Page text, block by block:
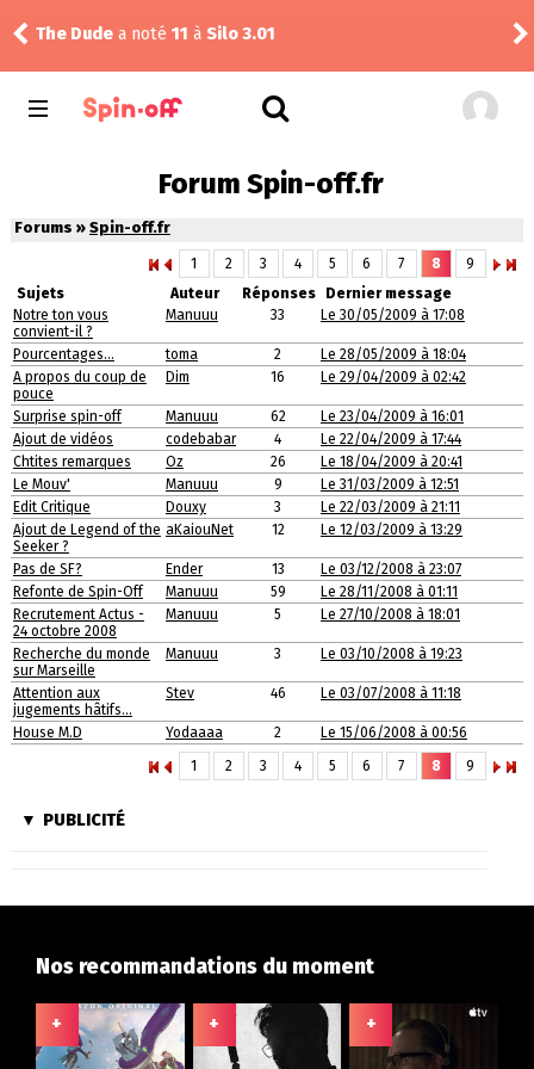
The Dude a noté 11 à Silo 3.01
Forum Spin-off.fr
Forums » Spin-off.fr
1 2 3 4 5 6 7 8
9
Sujets
Auteur Réponses
Dernier message
Notre ton vous
convient-il ?
Manuuu 33 Le 30/05/2009 à 17:08
Pourcentages... toma 2
Le 28/05/2009 à 18:04
A propos du coup de
pouce
Dim 16 Le 29/04/2009 à 02:42
Surprise spin-off Manuuu 62
Le 23/04/2009 à 16:01
Ajout de vidéos
codebabar 4
Le 22/04/2009 à 17:44
Chtites remarques
Oz 26
Le 18/04/2009 à 20:41
Le Mouv'
Manuuu 9
Le 31/03/2009 à 12:51
Edit Critique
Douxy 3
Le 22/03/2009 à 21:11
Ajout de Legend of the
Seeker ?
aKaiouNet 12 Le 12/03/2009 à 13:29
Pas de SF? Ender 13
Le 03/12/2008 à 23:07
Refonte de Spin-Off
Manuuu 59
Le 28/11/2008 à 01:11
Recrutement Actus -
24 octobre 2008
Manuuu 5 Le 27/10/2008 à 18:01
Recherche du monde
sur Marseille
Manuuu 3 Le 03/10/2008 à 19:23
Attention aux
jugements hâtifs...
Stev 46 Le 03/07/2008 à 11:18
House M.D Yodaaaa 2
Le 15/06/2008 à 00:56
1
2 3 4 5 6 7 8 9
PUBLICITÉ
Nos recommandations du moment
+ + +